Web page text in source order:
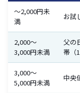
〜2,000円未
満
お試
2,000〜
3,000円未満
父の
帯（
3,000〜
5,000円未満
中央